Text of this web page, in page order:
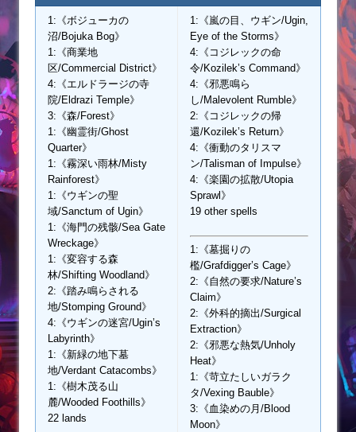
1:《ボジューカの
沼/Bojuka Bog》
1:《商業地
区/Commercial District》
4:《エルドラージの寺
院/Eldrazi Temple》
3:《森/Forest》
1:《幽霊街/Ghost
Quarter》
1:《霧深い雨林/Misty
Rainforest》
1:《ウギンの聖
域/Sanctum of Ugin》
1:《海門の残骸/Sea Gate
Wreckage》
1:《変容する森
林/Shifting Woodland》
2:《踏み鳴らされる
地/Stomping Ground》
4:《ウギンの迷宮/Ugin’s
Labyrinth》
1:《新緑の地下墓
地/Verdant Catacombs》
1:《樹木茂る山
麓/Wooded Foothills》
22 lands
1:《嵐の目、ウギン/Ugin,
Eye of the Storms》
4:《コジレックの命
令/Kozilek’s Command》
4:《邪悪鳴ら
し/Malevolent Rumble》
2:《コジレックの帰
還/Kozilek’s Return》
4:《衝動のタリスマ
ン/Talisman of Impulse》
4:《楽園の拡散/Utopia
Sprawl》
19 other spells
1:《墓掘りの
檻/Grafdigger’s Cage》
2:《自然の要求/Nature’s
Claim》
2:《外科的摘出/Surgical
Extraction》
2:《邪悪な熱気/Unholy
Heat》
1:《苛立たしいガラク
タ/Vexing Bauble》
3:《血染めの月/Blood
Moon》